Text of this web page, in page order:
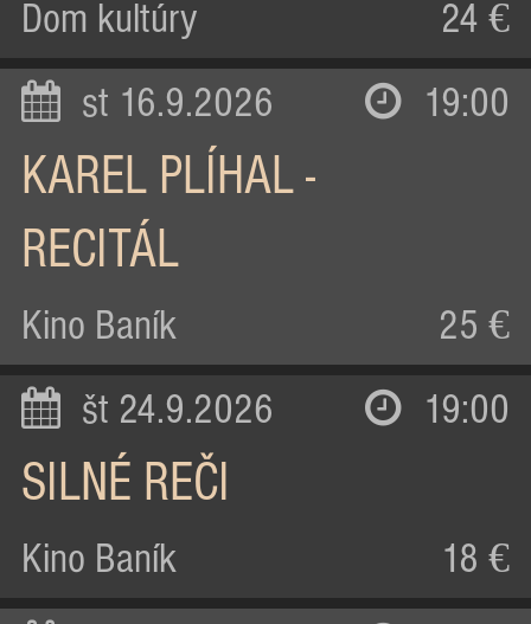
Dom kultúry 24 €
st 16.9.2026 19:00
KAREL PLÍHAL -
RECITÁL
Kino Baník 25 €
št 24.9.2026 19:00
SILNÉ REČI
Kino Baník 18 €